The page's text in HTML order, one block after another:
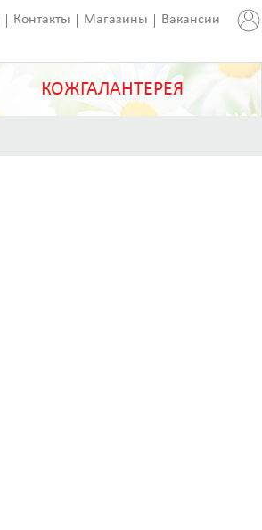
Контакты Магазины Вакансии
КОЖГАЛАНТЕРЕЯ